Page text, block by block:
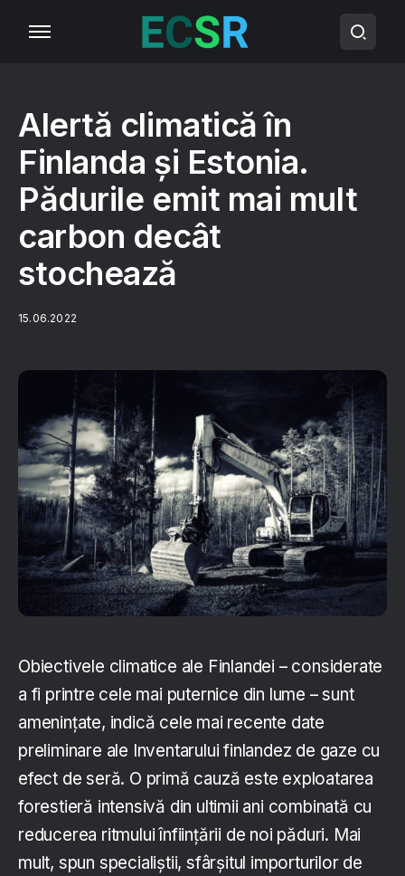
Alertă climatică în
Finlanda și Estonia.
Pădurile emit mai mult
carbon decât
stochează
15.06.2022
Obiectivele climatice ale Finlandei – considerate
a fi printre cele mai puternice din lume – sunt
amenințate, indică cele mai recente date
preliminare ale Inventarului finlandez de gaze cu
efect de seră. O primă cauză este exploatarea
forestieră intensivă din ultimii ani combinată cu
reducerea ritmului înființării de noi păduri. Mai
mult, spun specialiștii, sfârșitul importurilor de